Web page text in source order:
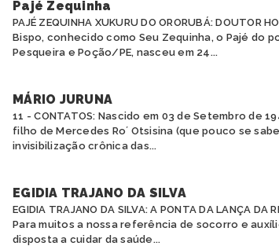
Pajé Zequinha
PAJÉ ZEQUINHA XUKURU DO ORORUBÁ: DOUTOR
Bispo, conhecido como Seu Zequinha, o Pajé do
Pesqueira e Poção/PE, nasceu em 24...
MÁRIO JURUNA
11 - CONTATOS: Nascido em 03 de Setembro de
filho de Mercedes Ro´ Otsisina (que pouco se
invisibilização crônica das...
EGIDIA TRAJANO DA SILVA
EGIDIA TRAJANO DA SILVA: A PONTA DA LANÇA DA
Para muitos a nossa referência de socorro e
disposta a cuidar da saúde...